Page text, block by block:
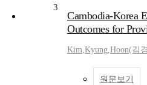
3
Cambodia-Korea
Outcomes for
Kim,Kyung,Hoon(김
원문보기